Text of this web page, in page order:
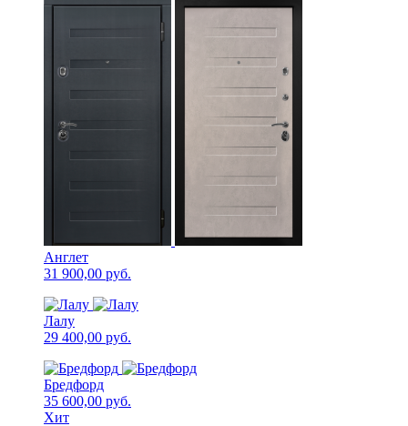
Англет
31 900,00 руб.
Лалу
29 400,00 руб.
Бредфорд
35 600,00 руб.
Хит